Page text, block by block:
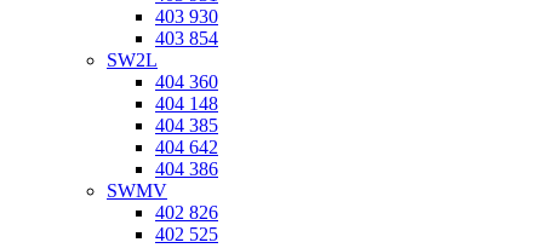
403 930
403 854
SW2L
404 360
404 148
404 385
404 642
404 386
SWMV
402 826
402 525